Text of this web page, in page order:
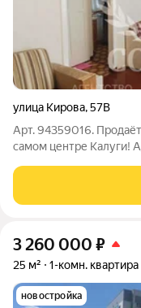
улица Кирова,57В
Арт. 94359016.
самом центре Калуги!
Окна выходят в
3 260 000 ₽
25 м² 1-комн. квартира
новостройка